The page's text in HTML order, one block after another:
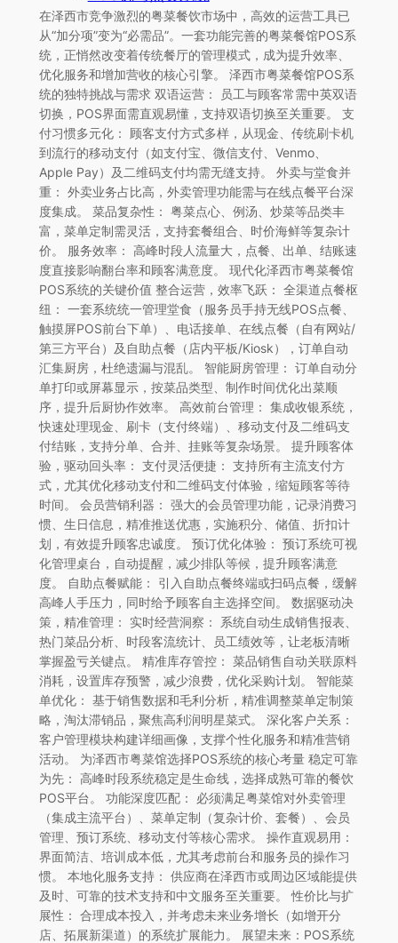
在泽西市竞争激烈的粤菜餐饮市场中，高效的运营工具已
从“加分项”变为“必需品”。一套功能完善的粤菜餐馆POS系
统，正悄然改变着传统餐厅的管理模式，成为提升效率、
优化服务和增加营收的核心引擎。 泽西市粤菜餐馆POS系
统的独特挑战与需求 双语运营： 员工与顾客常需中英双语
切换，POS界面需直观易懂，支持双语切换至关重要。 支
付习惯多元化： 顾客支付方式多样，从现金、传统刷卡机
到流行的移动支付（如支付宝、微信支付、Venmo、
Apple Pay）及二维码支付均需无缝支持。 外卖与堂食并
重： 外卖业务占比高，外卖管理功能需与在线点餐平台深
度集成。 菜品复杂性： 粤菜点心、例汤、炒菜等品类丰
富，菜单定制需灵活，支持套餐组合、时价海鲜等复杂计
价。 服务效率： 高峰时段人流量大，点餐、出单、结账速
度直接影响翻台率和顾客满意度。 现代化泽西市粤菜餐馆
POS系统的关键价值 整合运营，效率飞跃： 全渠道点餐枢
纽： 一套系统统一管理堂食（服务员手持无线POS点餐、
触摸屏POS前台下单）、电话接单、在线点餐（自有网站/
第三方平台）及自助点餐（店内平板/Kiosk），订单自动
汇集厨房，杜绝遗漏与混乱。 智能厨房管理： 订单自动分
单打印或屏幕显示，按菜品类型、制作时间优化出菜顺
序，提升后厨协作效率。 高效前台管理： 集成收银系统，
快速处理现金、刷卡（支付终端）、移动支付及二维码支
付结账，支持分单、合并、挂账等复杂场景。 提升顾客体
验，驱动回头率： 支付灵活便捷： 支持所有主流支付方
式，尤其优化移动支付和二维码支付体验，缩短顾客等待
时间。 会员营销利器： 强大的会员管理功能，记录消费习
惯、生日信息，精准推送优惠，实施积分、储值、折扣计
划，有效提升顾客忠诚度。 预订优化体验： 预订系统可视
化管理桌台，自动提醒，减少排队等候，提升顾客满意
度。 自助点餐赋能： 引入自助点餐终端或扫码点餐，缓解
高峰人手压力，同时给予顾客自主选择空间。 数据驱动决
策，精准管理： 实时经营洞察： 系统自动生成销售报表、
热门菜品分析、时段客流统计、员工绩效等，让老板清晰
掌握盈亏关键点。 精准库存管控： 菜品销售自动关联原料
消耗，设置库存预警，减少浪费，优化采购计划。 智能菜
单优化： 基于销售数据和毛利分析，精准调整菜单定制策
略，淘汰滞销品，聚焦高利润明星菜式。 深化客户关系：
客户管理模块构建详细画像，支撑个性化服务和精准营销
活动。 为泽西市粤菜馆选择POS系统的核心考量 稳定可靠
为先： 高峰时段系统稳定是生命线，选择成熟可靠的餐饮
POS平台。 功能深度匹配： 必须满足粤菜馆对外卖管理
（集成主流平台）、菜单定制（复杂计价、套餐）、会员
管理、预订系统、移动支付等核心需求。 操作直观易用：
界面简洁、培训成本低，尤其考虑前台和服务员的操作习
惯。 本地化服务支持： 供应商在泽西市或周边区域能提供
及时、可靠的技术支持和中文服务至关重要。 性价比与扩
展性： 合理成本投入，并考虑未来业务增长（如增开分
店、拓展新渠道）的系统扩展能力。 展望未来：POS系统